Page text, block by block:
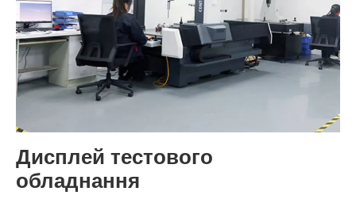
Дисплей тестового
обладнання